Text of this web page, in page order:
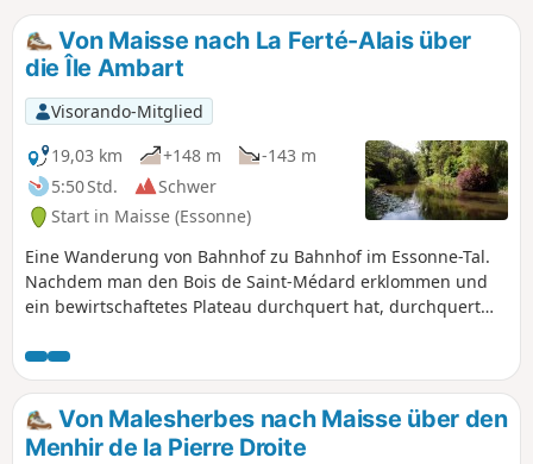
m
Von Maisse nach La Ferté-Alais über
die Île Ambart
Visorando-Mitglied
19,03 km
+148 m
-143 m
5:50 Std.
Schwer
Start in Maisse (Essonne)
Eine Wanderung von Bahnhof zu Bahnhof im Essonne-Tal.
Nachdem man den Bois de Saint-Médard erklommen und
ein bewirtschaftetes Plateau durchquert hat, durchquert
wandert mehrmals am Fluss entlang, überquert eine kleine
Insel, und das Marais de Jarcy könnte für Naturliebhaber
interessant sein. Außerdem gibt es mehrere Kirchen und
einige Waschhäuser zu sehen.
Von Malesherbes nach Maisse über den
Menhir de la Pierre Droite